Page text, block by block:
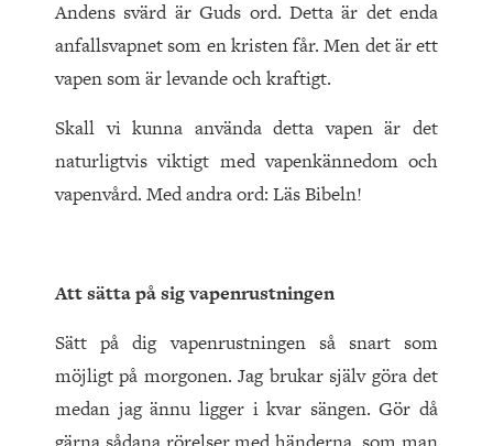
Andens svärd är Guds ord. Detta är det enda
anfallsvapnet som en kristen får. Men det är ett
vapen som är levande och kraftigt.
Skall vi kunna använda detta vapen är det
naturligtvis viktigt med vapenkännedom och
vapenvård. Med andra ord: Läs Bibeln!
Att sätta på sig vapenrustningen
Sätt på dig vapenrustningen så snart som
möjligt på morgonen. Jag brukar själv göra det
medan jag ännu ligger i kvar sängen. Gör då